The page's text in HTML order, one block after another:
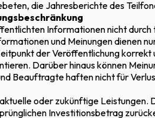
IST
die Jahresberichte des
Informationen nicht
und Meinungen dienen
der Veröffentlichung
Darüber hinaus können
Beauftragte haften nicht für
oder zukünftige Leistungen.
Investitionsbetrag